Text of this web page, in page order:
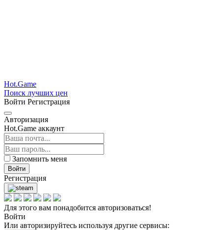
Hot.Game
Поиск лучших цен
Войти Регистрация
Авторизация
Hot.Game аккаунт
Запомнить меня
Войти
Регистрация
Для этого вам понадобится авторизоваться!
Войти
Или авторизируйтесь используя другие сервисы: